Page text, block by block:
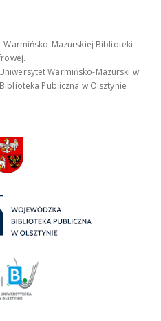
Warmińsko-Mazurskiej Biblioteki
Warmińsko-Mazurski w
Publiczna w Olsztynie